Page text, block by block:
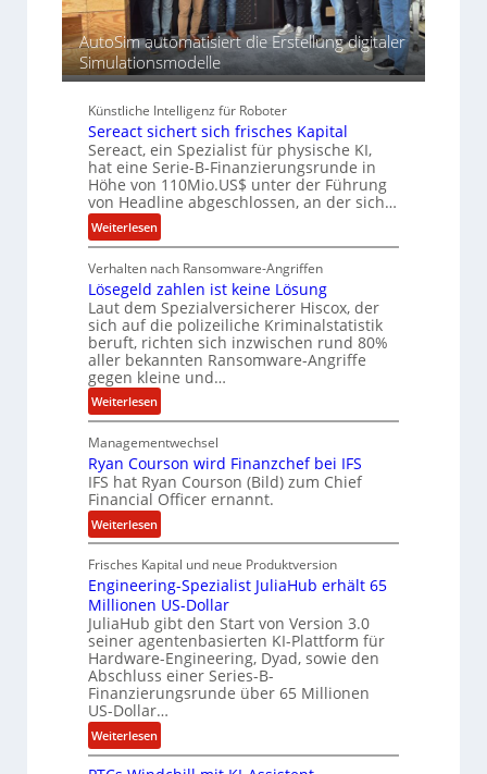
r
AutoSim automatisiert die Erstellung digitaler
Simulationsmodelle
Künstliche Intelligenz für Roboter
Sereact sichert sich frisches Kapital
Sereact, ein Spezialist für physische KI,
hat eine Serie-B-Finanzierungsrunde in
Höhe von 110Mio.US$ unter der Führung
von Headline abgeschlossen, an der sich…
Weiterlesen:
S
e
r
e
a
c
t
s
i
e
r
t
s
c
h
f
r
i
s
c
h
e
Verhalten nach Ransomware-Angriffen
Lösegeld zahlen ist keine Lösung
Laut dem Spezialversicherer Hiscox, der
sich auf die polizeiliche Kriminalstatistik
beruft, richten sich inzwischen rund 80%
aller bekannten Ransomware-Angriffe
gegen kleine und…
Weiterlesen:
L
ö
s
e
g
e
l
d
z
a
h
l
e
n
i
t
Managementwechsel
Ryan Courson wird Finanzchef bei IFS
IFS hat Ryan Courson (Bild) zum Chief
Financial Officer ernannt.
Weiterlesen:
R
y
a
n
C
o
u
r
o
n
Frisches Kapital und neue Produktversion
Engineering-Spezialist JuliaHub erhält 65
Millionen US-Dollar
JuliaHub gibt den Start von Version 3.0
seiner agentenbasierten KI-Plattform für
Hardware-Engineering, Dyad, sowie den
Abschluss einer Series-B-
Finanzierungsrunde über 65 Millionen
US-Dollar…
Weiterlesen:
E